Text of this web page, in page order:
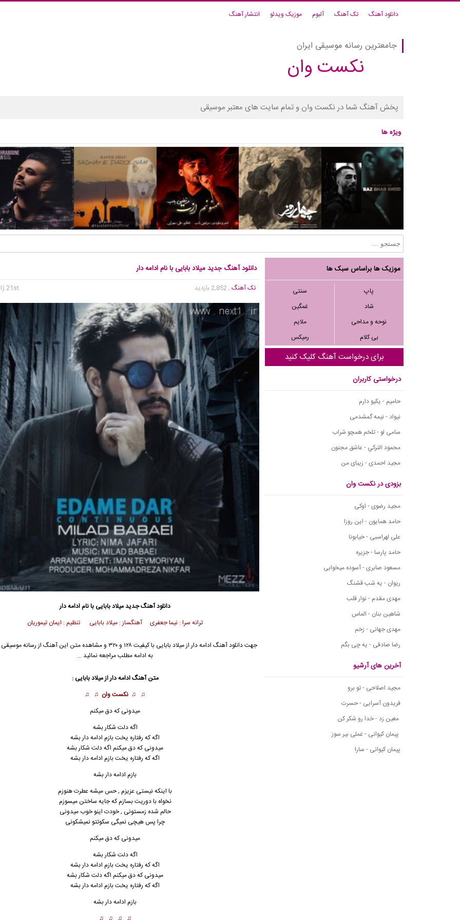
دانلود آهنگ تک آهنگ آلبوم موزیک ویدئو انتشار آهنگ
جامعترین رسانه موسیقی ایران
نکست وان
پخش آهنگ شما در نکست وان و تمام سایت های معتبر موسیقی
ویژه ها
موزیک ها براساس سبک ها
پاپ
سنتی
شاد
غمگین
نوحه و مداحی
ملایم
بی کلام
رمیکس
برای درخواست آهنگ کلیک کنید
درخواستی کاربران
حامیم - یکیو دارم
نیواد - نیمه گمشدمی
سامی لو - تلخم همچو شراب
محمود التركي - عاشق مجنون
مجید احمدی - زیبای من
بزودی در نکست وان
مجید رضوی - اوکی
حامد همایون - این روزا
علی لهراسبی - خیابونا
حامد پارسا - جزیره
مسعود صابری - آسوده میخوابی
ریوان - یه شب قشنگ
مهدی مقدم - نوار قلب
شاهین بنان - الماس
مهدی جهانی - زخم
رضا صادقی - یه چی بگم
آخرین های آرشیو
مجید اصلاحی - تو برو
فریدون آسرایی - حسرت
معین زد - خدا رو شکر کن
پیمان کیوانی - غملی بیر سوز
پیمان کیوانی - سارا
دانلود آهنگ جدید میلاد بابایی با نام ادامه دار
تک آهنگ, 2,852 بازدید 21st ژانویه 2016
دانلود آهنگ جدیدمیلاد بابایی با نام ادامه دار
ترانه سرا : نیما جعفری آهنگساز : میلاد بابایی تنظیم : ایمان تیموریان
جهت دانلود آهنگ ادامه دار ازمیلاد بابایی
با کیفیت ۱۲۸ و ۳۲۰ و مشاهده متن این آهنگ از رسانه
به ادامه مطلب مراجعه نمائید …
متن آهنگ ادامه دار ازمیلاد بابایی :
♫ ♫ نکست وان ♫ ♫
میدونی که دق میکنم
اگه دلت شکار بشه
اگه که رفتاره یخت بازم ادامه دار بشه
میدونی که دق میکنم اگه دلت شکار بشه
اگه که رفتاره یخت بازم ادامه دار بشه
بازم ادامه دار بشه
با اینکه نیستی عزیزم , حس میشه عطرت هنوزم
نخواه با دوریت بسازم که جایه ساختن میسوزم
حالم شده زمستونی , خودت اینو خوب میدونی
چرا پس هیچی نمیگی سکوتتو نمیشکونی
میدونی که دق میکنم
اگه دلت شکار بشه
اگه که رفتاره یخت بازم ادامه دار بشه
میدونی که دق میکنم اگه دلت شکار بشه
اگه که رفتاره یخت بازم ادامه دار بشه
بازم ادامه دار بشه